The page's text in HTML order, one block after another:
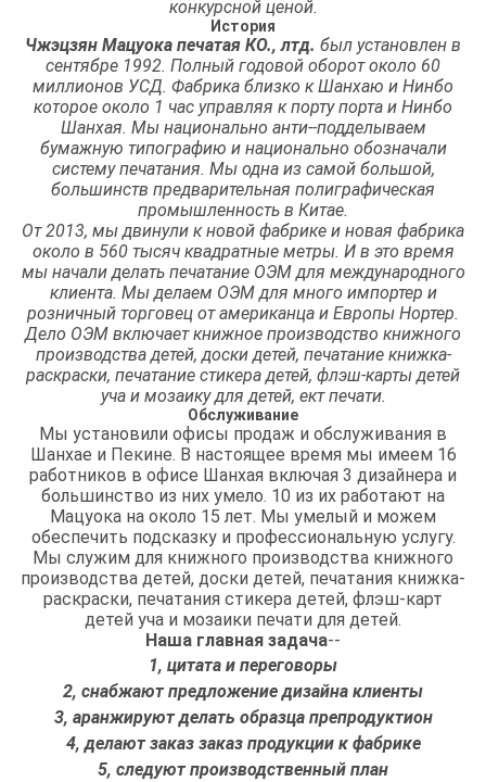
конкурсной ценой.
История
Чжэцзян Мацуока печатая КО., лтд. был установлен в
сентябре 1992. Полный годовой оборот около 60
миллионов УСД. Фабрика близко к Шанхаю и Нинбо
которое около 1 час управляя к порту порта и Нинбо
Шанхая. Мы национально анти--подделываем
бумажную типографию и национально обозначали
систему печатания. Мы одна из самой большой,
большинств предварительная полиграфическая
промышленность в Китае.
От 2013, мы двинули к новой фабрике и новая фабрика
около в 560 тысяч квадратные метры. И в это время
мы начали делать печатание ОЭМ для международного
клиента. Мы делаем ОЭМ для много импортер и
розничный торговец от американца и Европы Нортер.
Дело ОЭМ включает книжное производство книжного
производства детей, доски детей, печатание книжка-
раскраски, печатание стикера детей, флэш-карты детей
уча и мозаику для детей, ект печати.
Обслуживание
Мы установили офисы продаж и обслуживания в
Шанхае и Пекине. В настоящее время мы имеем 16
работников в офисе Шанхая включая 3 дизайнера и
большинство из них умело. 10 из их работают на
Мацуока на около 15 лет. Мы умелый и можем
обеспечить подсказку и профессиональную услугу.
Мы служим для книжного производства книжного
производства детей, доски детей, печатания книжка-
раскраски, печатания стикера детей, флэш-карт
детей уча и мозаики печати для детей.
Наша главная задача--
1, цитата и переговоры
2, снабжают предложение дизайна клиенты
3, аранжируют делать образца препродуктион
4, делают заказ заказ продукции к фабрике
5, следуют производственный план